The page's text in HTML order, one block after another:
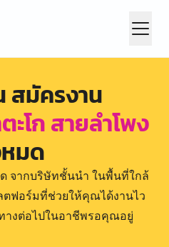
สมัครงาน
ะโก สายลำโพง
มด
จากบริษัทชั้นนำ ในพื้นที่ใกล้
ฟอร์มที่ช่วยให้คุณได้งานไว
างต่อไปในอาชีพรอคุณอยู่